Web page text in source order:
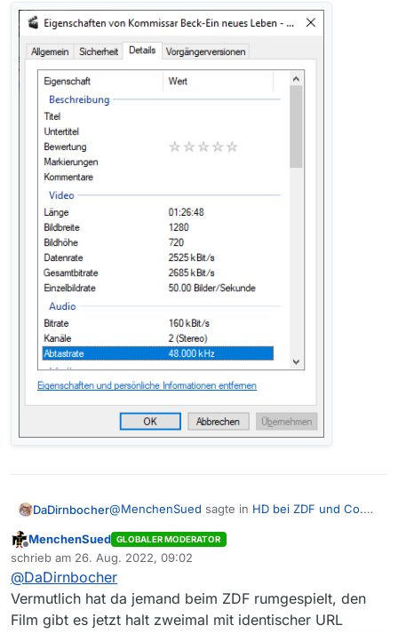
DaDirnbocher@MenchenSued sagte in HD bei ZDF und Co.
@pidoubleyou
momentan nicht mehr in HD, obwohl HD-
Qualität angeboten wird. Bitte mal prüfen,
ob nur die MP4-Formate fehlen oder eine
Vielleicht versteh ich Dein Anliegen ja auch
falsch:
Offline
MenchenSued GLOBALER MODERATOR
schrieb am 26. Aug. 2022, 09:02
zuletzt editiert von
@DaDirnbocher
Vermutlich hat da jemand beim ZDF rumgespielt, den
Film gibt es jetzt halt zweimal mit identischer URL